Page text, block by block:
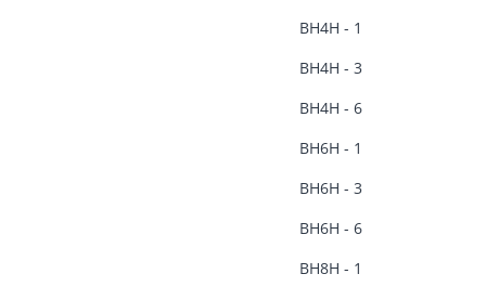
ВН4Н - 1
ВН4Н - 3
ВН4Н - 6
ВН6Н - 1
ВН6Н - 3
ВН6Н - 6
ВН8Н - 1